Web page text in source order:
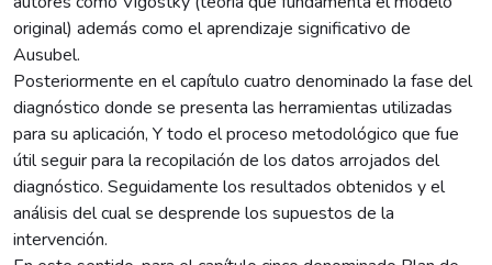
original) además como el aprendizaje significativo de
Ausubel.
Posteriormente en el capítulo cuatro denominado la fase del
diagnóstico donde se presenta las herramientas utilizadas
para su aplicación, Y todo el proceso metodológico que fue
útil seguir para la recopilación de los datos arrojados del
diagnóstico. Seguidamente los resultados obtenidos y el
análisis del cual se desprende los supuestos de la
intervención.